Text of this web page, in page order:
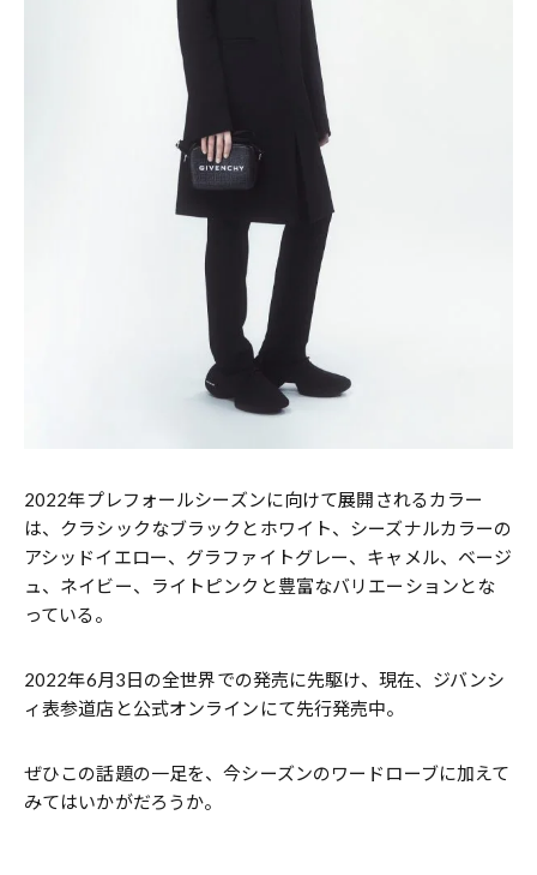
2022年プレフォールシーズンに向けて展開されるカラー
は、クラシックなブラックとホワイト、シーズナルカラーの
アシッドイエロー、グラファイトグレー、キャメル、ベージ
ュ、ネイビー、ライトピンクと豊富なバリエーションとな
っている。
2022年6⽉3⽇の全世界での発売に先駆け、現在、ジバンシ
ィ表参道店と公式オンラインにて先⾏発売中。
ぜひこの話題の一足を、今シーズンのワードローブに加えて
みてはいかがだろうか。